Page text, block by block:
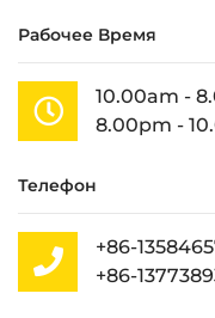
Рабочее Время
10.00am -
8.00pm -
Телефон
+86-
+86-